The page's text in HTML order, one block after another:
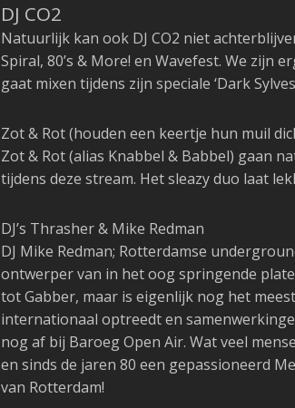
DJ CO2
Natuurlijk kan ook DJ CO2 niet
Spiral, 80’s & More! en Wavefest. We zijn
gaat mixen tijdens zijn speciale ‘Dark
Zot & Rot (houden een keertje hun muil
Zot & Rot (alias Knabbel & Babbel) gaan
tijdens deze stream. Het sleazy duo laat
DJ’s Thrasher & Mike Redman
DJ Mike Redman; Rotterdamse
ontwerper van in het oog springende
tot Gabber, maar is eigenlijk nog het
internationaal optreedt en
nog af bij Baroeg Open Air. Wat veel
en sinds de jaren 80 een gepassioneerd
van Rotterdam!